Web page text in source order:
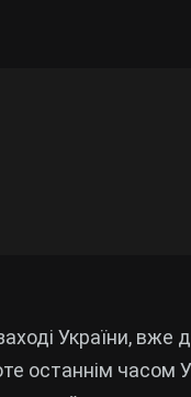
України,
останнім часом